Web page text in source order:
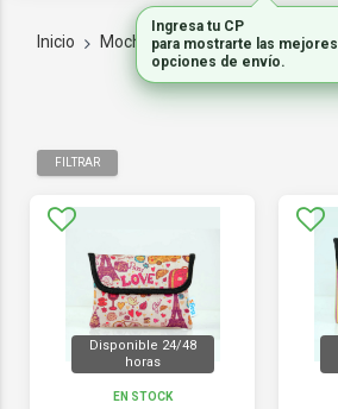
Inicio Mochilas FUNDAS
FILTRAR
Disponible 24/48
horas
EN STOCK
Ingresa tu CP
para mostrarte las mejores
opciones de envío.